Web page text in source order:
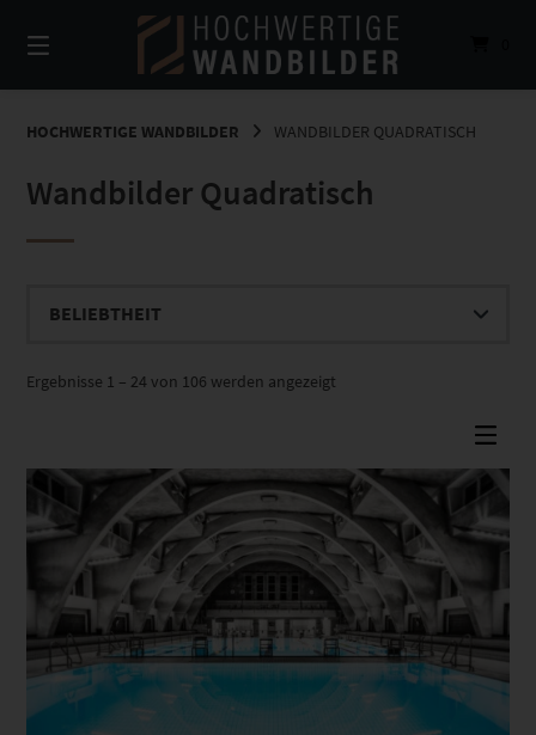
zum
Inhalt
HOCHWERTIGE WANDBILDER WANDBILDER QUADRATISCH
Wandbilder Quadratisch
Ergebnisse 1 – 24 von 106 werden angezeigt